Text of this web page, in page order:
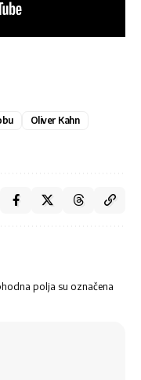
Oliver Kahn
polja su označena